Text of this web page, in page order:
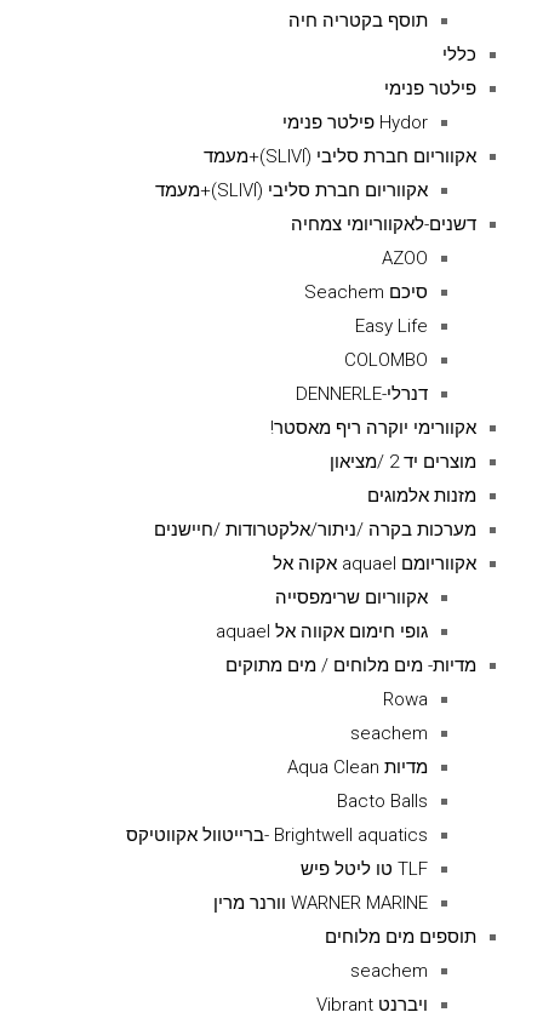
תוסף בקטריה חיה
כללי
פילטר פנימי
Hydor פילטר פנימי
אקווריום חברת סליבי (SLIVIׂׂ)+מעמד
אקווריום חברת סליבי (SLIVIׂׂ)+מעמד
דשנים-לאקווריומי צמחיה
AZOO
סיכם Seachem
Easy Life
COLOMBO
דנרלי-DENNERLE
אקוורימי יוקרה ריף מאסטר!
מוצרים יד 2 /מציאון
מזנות אלמוגים
מערכות בקרה /ניתור/אלקטרודות /חיישנים
אקווריומם aquael אקוה אל
אקווריום שרימפסייה
גופי חימום אקווה אל aquael
מדיות- מים מלוחים / מים מתוקים
Rowa
seachem
מדיות Aqua Clean
Bacto Balls
Brightwell aquatics -ברייטוול אקווטיקס
TLF טו ליטל פיש
WARNER MARINE וורנר מרין
תוספים מים מלוחים
seachem
ויברנט Vibrant